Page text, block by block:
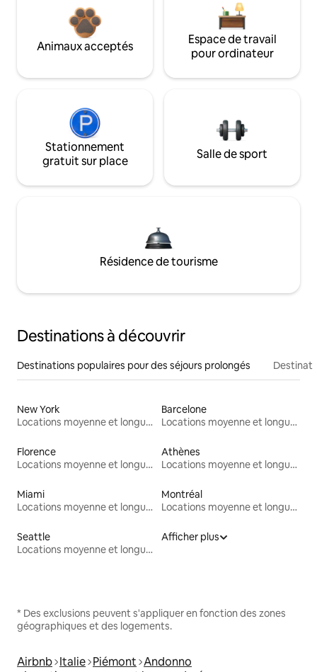
Animaux acceptés
Espace de travail
pour ordinateur
Stationnement
gratuit sur place
Salle de sport
Résidence de tourisme
Destinations à découvrir
Destinations populaires pour des séjours prolongés
New York
Locations moyenne et longue durée
Barcelone
Locations moyenne et longue durée
Florence
Locations moyenne et longue durée
Athènes
Locations moyenne et longue durée
Miami
Locations moyenne et longue durée
Montréal
Locations moyenne et longue durée
Seattle
Locations moyenne et longue durée
Afficher plus
* Des exclusions peuvent s'appliquer en fonction des zones
géographiques et des logements.
Airbnb Italie Piémont Andonno